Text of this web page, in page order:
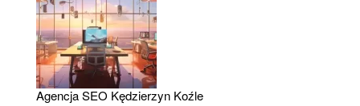
Agencja SEO Kędzierzyn Koźle